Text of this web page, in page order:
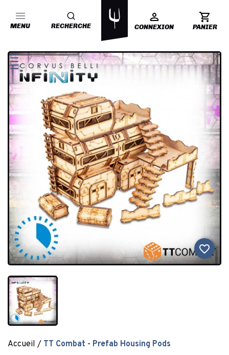
MENU RECHERCHE CONNEXION PANIER
favorite_border
Accueil TT Combat - Prefab Housing Pods